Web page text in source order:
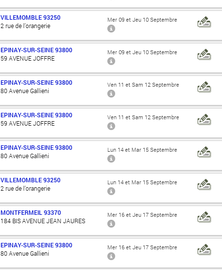
VILLEMOMBLE 93250
2 rue de l’orangerie
Mer 09 et Jeu 10 Septembre
EPINAY-SUR-SEINE 93800
59 AVENUE JOFFRE
Mer 09 et Jeu 10 Septembre
EPINAY-SUR-SEINE 93800
80 Avenue Gallieni
Ven 11 et Sam 12 Septembre
EPINAY-SUR-SEINE 93800
59 AVENUE JOFFRE
Ven 11 et Sam 12 Septembre
EPINAY-SUR-SEINE 93800
80 Avenue Gallieni
Lun 14 et Mar 15 Septembre
VILLEMOMBLE 93250
2 rue de l’orangerie
Lun 14 et Mar 15 Septembre
MONTFERMEIL 93370
184 BIS AVENUE JEAN JAURES
Mer 16 et Jeu 17 Septembre
EPINAY-SUR-SEINE 93800
80 Avenue Gallieni
Mer 16 et Jeu 17 Septembre